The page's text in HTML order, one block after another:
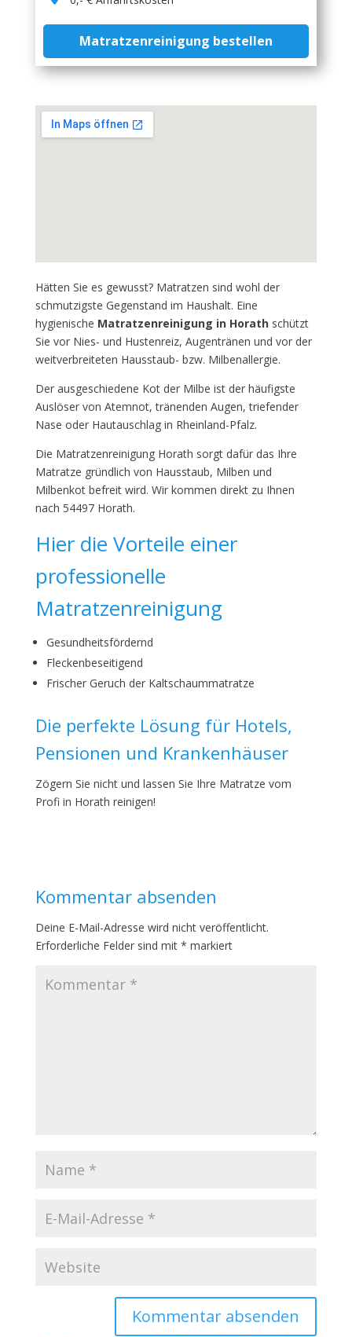
Matratzenreinigung bestellen
Hätten Sie es gewusst? Matratzen sind wohl der
schmutzigste Gegenstand im Haushalt. Eine
hygienische Matratzenreinigung in Horathschützt
Sie vor Nies- und Hustenreiz, Augentränen und vor der
weitverbreiteten Hausstaub- bzw. Milbenallergie.
Der ausgeschiedene Kot der Milbe ist der häufigste
Auslöser von Atemnot, tränenden Augen, triefender
Nase oder Hautauschlag in Rheinland-Pfalz.
Die Matratzenreinigung Horath sorgt dafür das Ihre
Matratze gründlich von Hausstaub, Milben und
Milbenkot befreit wird. Wir kommen direkt zu Ihnen
nach 54497 Horath.
Hier die Vorteile einer
professionelle
Matratzenreinigung
Gesundheitsfördernd
Fleckenbeseitigend
Frischer Geruch der Kaltschaummatratze
Die perfekte Lösung für Hotels,
Pensionen und Krankenhäuser
Zögern Sie nicht und lassen Sie Ihre Matratze vom
Profi in Horath reinigen!
Kommentar absenden
Deine E-Mail-Adresse wird nicht veröffentlicht.
Erforderliche Felder sind mit * markiert